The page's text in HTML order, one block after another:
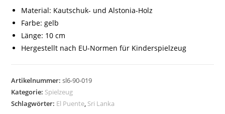
Material: Kautschuk- und Alstonia-Holz
Farbe: gelb
Länge: 10 cm
Hergestellt nach EU-Normen für Kinderspielzeug
Artikelnummer:sl6-90-019
Kategorie: Spielzeug
Schlagwörter: El Puente, Sri Lanka